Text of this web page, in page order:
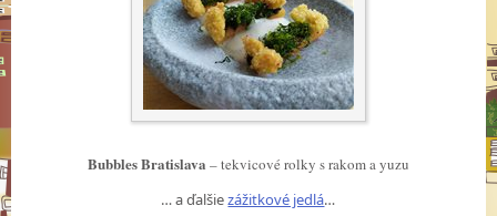
Bubbles Bratislava – tekvicové rolky s rakom a yuzu
… a ďalšiezážitkové jedlá…